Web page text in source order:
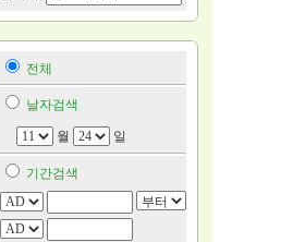
전체
날자검색
월 일
기간검색